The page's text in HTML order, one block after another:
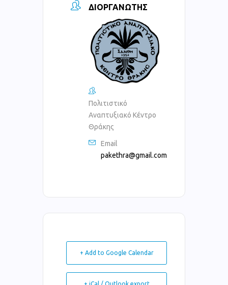
ΔΙΟΡΓΑΝΩΤΉΣ
Πολιτιστικό
Αναπτυξιακό Κέντρο
Θράκης
Email
pakethra@gmail.com
+ Add to Google Calendar
+ iCal / Outlook export